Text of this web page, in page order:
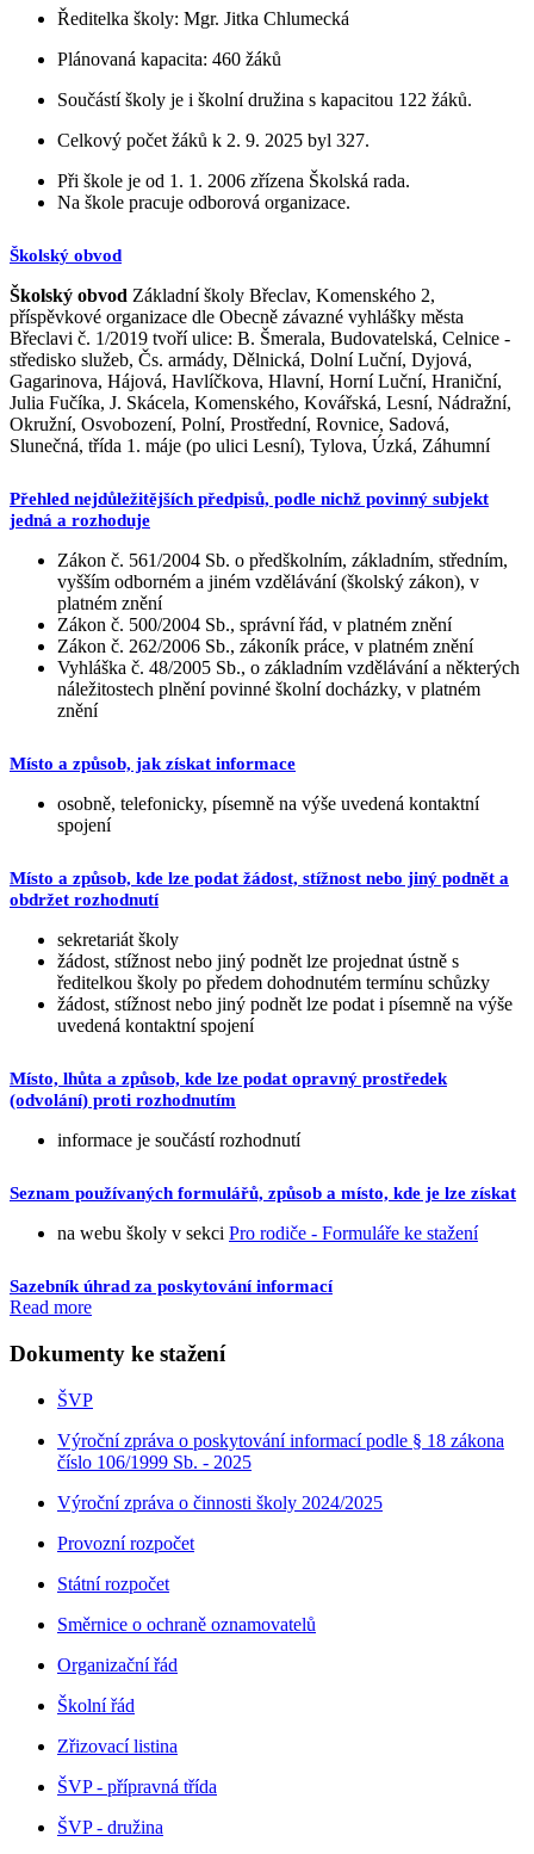
Ředitelka školy: Mgr. Jitka Chlumecká
Plánovaná kapacita: 460 žáků
Součástí školy je i školní družina s kapacitou 122 žáků.
Celkový počet žáků k 2. 9. 2025 byl 327.
Při škole je od 1. 1. 2006 zřízena Školská rada.
Na škole pracuje odborová organizace.
Školský obvod
Školský obvod Základní školy Břeclav, Komenského 2,
příspěvkové organizace dle Obecně závazné vyhlášky města
Břeclavi č. 1/2019 tvoří ulice: B. Šmerala, Budovatelská, Celnice -
středisko služeb, Čs. armády, Dělnická, Dolní Luční, Dyjová,
Gagarinova, Hájová, Havlíčkova, Hlavní, Horní Luční, Hraniční,
Julia Fučíka, J. Skácela, Komenského, Kovářská, Lesní, Nádražní,
Okružní, Osvobození, Polní, Prostřední, Rovnice, Sadová,
Slunečná, třída 1. máje (po ulici Lesní), Tylova, Úzká, Záhumní
Přehled nejdůležitějších předpisů, podle nichž povinný subjekt
jedná a rozhoduje
Zákon č. 561/2004 Sb. o předškolním, základním, středním,
vyšším odborném a jiném vzdělávání (školský zákon), v
platném znění
Zákon č. 500/2004 Sb., správní řád, v platném znění
Zákon č. 262/2006 Sb., zákoník práce, v platném znění
Vyhláška č. 48/2005 Sb., o základním vzdělávání a některých
náležitostech plnění povinné školní docházky, v platném
znění
Místo a způsob, jak získat informace
osobně, telefonicky, písemně na výše uvedená kontaktní
spojení
Místo a způsob, kde lze podat žádost, stížnost nebo jiný podnět a
obdržet rozhodnutí
sekretariát školy
žádost, stížnost nebo jiný podnět lze projednat ústně s
ředitelkou školy po předem dohodnutém termínu schůzky
žádost, stížnost nebo jiný podnět lze podat i písemně na výše
uvedená kontaktní spojení
Místo, lhůta a způsob, kde lze podat opravný prostředek
(odvolání) proti rozhodnutím
informace je součástí rozhodnutí
Seznam používaných formulářů, způsob a místo, kde je lze získat
na webu školy v sekci Pro rodiče - Formuláře ke stažení
Sazebník úhrad za poskytování informací
Read more
Dokumenty ke stažení
ŠVP
Výroční zpráva o poskytování informací podle § 18 zákona
číslo 106/1999 Sb. - 2025
Výroční zpráva o činnosti školy 2024/2025
Provozní rozpočet
Státní rozpočet
Směrnice o ochraně oznamovatelů
Organizační řád
Školní řád
Zřizovací listina
ŠVP - přípravná třída
ŠVP - družina